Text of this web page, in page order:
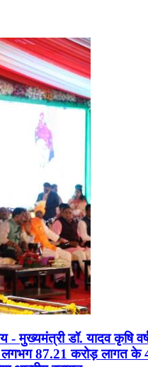
मुख्यमंत्री डॉ. यादव कृषि
87.21 करोड़ लागत के